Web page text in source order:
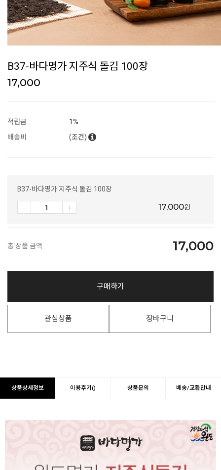
B37-바다명가 지주식 돌김 100장
17,000
적립금
1%
배송비
(조건)
B37-바다명가 지주식 돌김 100장
17,000원
총 상품 금액 17,000
구매하기
관심상품 장바구니
상품상세정보 이용후기() 상품문의 배송/교환안내